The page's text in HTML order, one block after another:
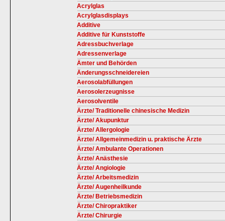
Acrylglas
Acrylglasdisplays
Additive
Additive für Kunststoffe
Adressbuchverlage
Adressenverlage
Ämter und Behörden
Änderungsschneidereien
Aerosolabfüllungen
Aerosolerzeugnisse
Aerosolventile
Ärzte/ Traditionelle chinesische Medizin
Ärzte/ Akupunktur
Ärzte/ Allergologie
Ärzte/ Allgemeinmedizin u. praktische Ärzte
Ärzte/ Ambulante Operationen
Ärzte/ Anästhesie
Ärzte/ Angiologie
Ärzte/ Arbeitsmedizin
Ärzte/ Augenheilkunde
Ärzte/ Betriebsmedizin
Ärzte/ Chiropraktiker
Ärzte/ Chirurgie